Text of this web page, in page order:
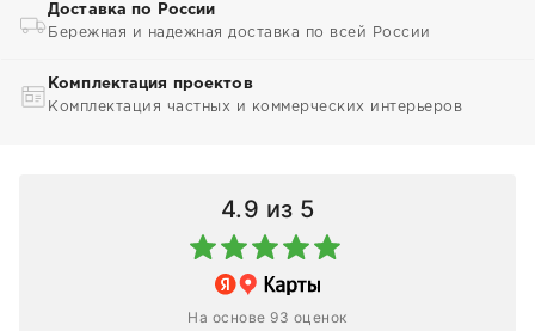
Доставка по России
Бережная и надежная доставка по всей России
Комплектация проектов
Комплектация частных и коммерческих интерьеров
4.9 из 5
На основе 93 оценок